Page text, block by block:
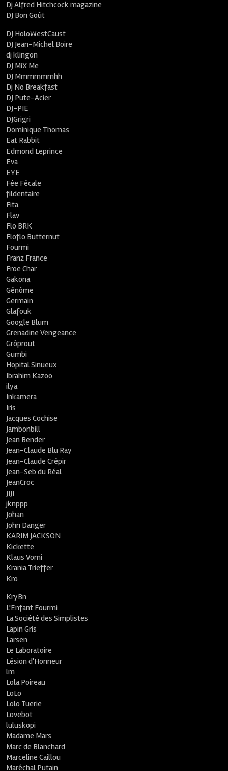
Dj Alfred Hitchcock magazine
DJ Bon Goût
DJ HoloWestCaust
DJ Jean-Michel Boire
dj klingon
DJ MiX Me
DJ Mmmmmmhh
Dj No Breakfast
DJ Pute-Acier
DJ-PIE
DJGrigri
Dominique Thomas
Eat Rabbit
Edmond Leprince
Eva
EYE
Fée Fécale
fildentaire
Fita
Flav
Flo BRK
Floflo Butternut
Fourmi
Franz France
Froe Char
Gakona
Génôme
Germain
Glafouk
Google Blum
Grenadine Vengeance
Grôprout
Gumbi
Hopital Sinueux
Ibrahim Kazoo
ilya
Inkamera
Iris
Jacques Cochise
Jambonbill
Jean Bender
Jean-Claude Blu Ray
Jean-Claude Crépir
Jean-Seb du Réal
JeanCroc
JIJI
jknppp
Johan
John Danger
KARIM JACKSON
Kickette
Klaus Vomi
Krania Trieffer
Kro
KryBn
L'Enfant Fourmi
La Société des Simplistes
Lapin Gris
Larsen
Le Laboratoire
Lésion d'Honneur
lm
Lola Poireau
LoLo
Lolo Tuerie
Lovebot
luluskopi
Madame Mars
Marc de Blanchard
Marceline Caillou
Maréchal Putain